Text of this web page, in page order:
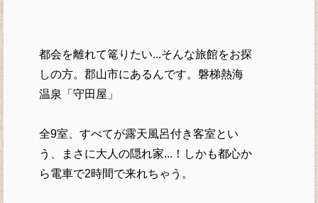
都会を離れて篭りたい...そんな旅館をお探
しの方。郡山市にあるんです。磐梯熱海
温泉「守田屋」
全9室、すべてが露天風呂付き客室とい
う、まさに大人の隠れ家...！しかも都心か
ら電車で2時間で来れちゃう。